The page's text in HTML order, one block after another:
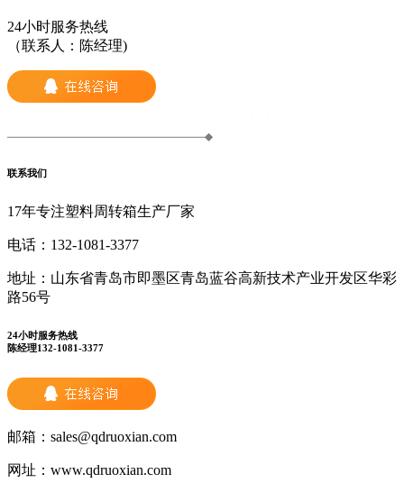
24小时服务热线
（联系人：陈经理)
联系我们
17年专注塑料周转箱生产厂家
电话： 132-1081-3377
地址： 山东省青岛市即墨区青岛蓝谷高新技术产业开发区华彩
路56号
24小时服务热线
陈经理132-1081-3377
邮箱： sales@qdruoxian.com
网址： www.qdruoxian.com